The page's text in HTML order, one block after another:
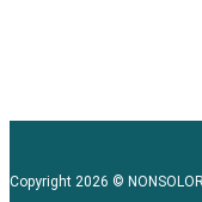
Copyright 2026 ©